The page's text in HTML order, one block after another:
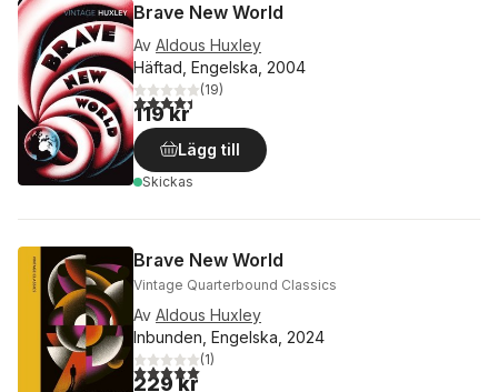
Brave New World
Av Aldous Huxley
Häftad, Engelska, 2004
4,4utav 5 stjärnor. Totalt antal röster:
(19)
119 kr
Lägg till
Skickas
Brave New World
Vintage Quarterbound Classics
Av Aldous Huxley
Inbunden, Engelska, 2024
5,0utav 5 stjärnor. Totalt antal röster:
(1)
229 kr